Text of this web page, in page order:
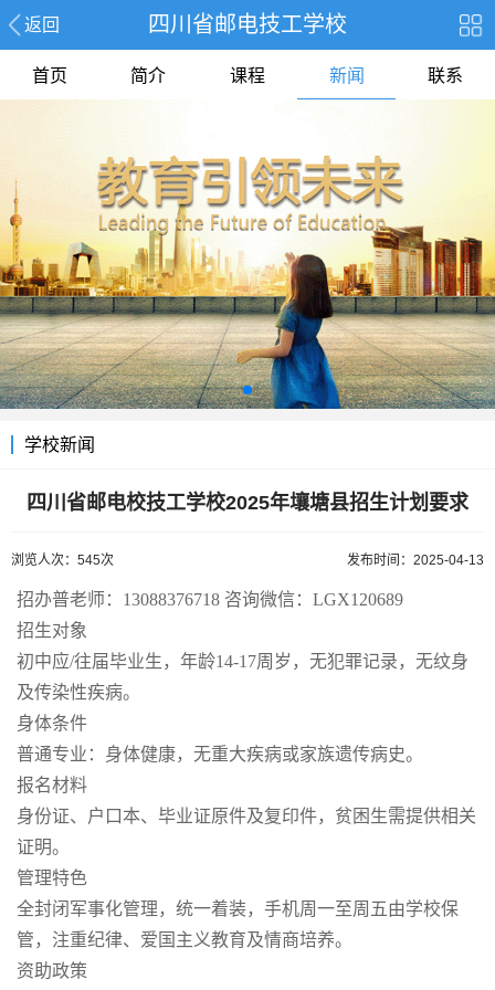
返回 四川省邮电技工学校
首页 简介 课程 新闻 联系
学校新闻
四川省邮电校技工学校2025年壤塘县招生计划要求
浏览人次：545次 发布时间：2025-04-13
招办普老师：13088376718 咨询微信：LGX120689
招生对象
初中应/往届毕业生，年龄14-17周岁，无犯罪记录，无纹身
及传染性疾病。
身体条件
普通专业：身体健康，无重大疾病或家族遗传病史。
报名材料
身份证、户口本、毕业证原件及复印件，贫困生需提供相关
证明。
管理特色
全封闭军事化管理，统一着装，手机周一至周五由学校保
管，注重纪律、爱国主义教育及情商培养。
资助政策